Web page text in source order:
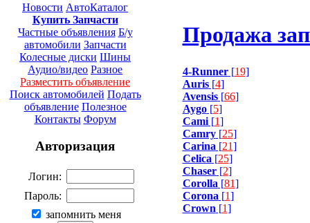
Новости АвтоКаталог
Купить Запчасти
Частные объявления Б/у
автомобили Запчасти
Колесные диски Шины
Аудио/видео Разное
Разместить объявление
Поиск автомобилей Подать
объявление Полезное
Контакты Форум
Авторизация
Логин:
Пароль:
запомнить меня
Продажа
4-Runner[19]
Auris[4]
Avensis[66]
Aygo[5]
Cami[1]
Camry[25]
Carina [21]
Celica [25]
Chaser[2]
Corolla [81]
Corona [1]
Crown [1]